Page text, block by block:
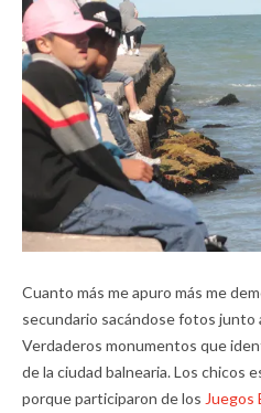
Cuanto más me apuro más me
secundario sacándose fotos junto
Verdaderos monumentos que
de la ciudad balnearia. Los chicos
porque participaron de los Juegos